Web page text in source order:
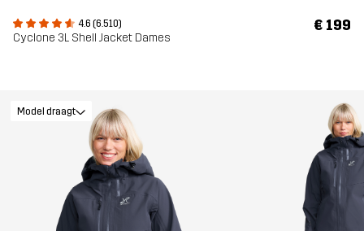
4.6 (6.510)
Cyclone 3L Shell Jacket Dames
€ 199
Model draagt